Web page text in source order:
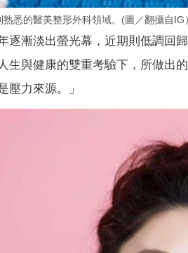
悉的醫美整形外科領域。(圖／翻攝自IG
逐漸淡出螢光幕，近期則低調回歸
生與健康的雙重考驗下，所做出
壓力來源。」